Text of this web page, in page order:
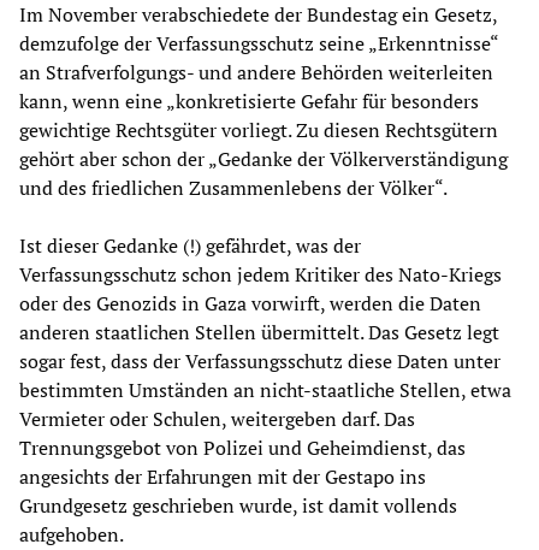
Im November verabschiedete der Bundestag ein Gesetz,
demzufolge der Verfassungsschutz seine „Erkenntnisse“
an Strafverfolgungs- und andere Behörden weiterleiten
kann, wenn eine „konkretisierte Gefahr für besonders
gewichtige Rechtsgüter vorliegt. Zu diesen Rechtsgütern
gehört aber schon der „Gedanke der Völkerverständigung
und des friedlichen Zusammenlebens der Völker“.
Ist dieser Gedanke (!) gefährdet, was der
Verfassungsschutz schon jedem Kritiker des Nato-Kriegs
oder des Genozids in Gaza vorwirft, werden die Daten
anderen staatlichen Stellen übermittelt. Das Gesetz legt
sogar fest, dass der Verfassungsschutz diese Daten unter
bestimmten Umständen an nicht-staatliche Stellen, etwa
Vermieter oder Schulen, weitergeben darf. Das
Trennungsgebot von Polizei und Geheimdienst, das
angesichts der Erfahrungen mit der Gestapo ins
Grundgesetz geschrieben wurde, ist damit vollends
aufgehoben.